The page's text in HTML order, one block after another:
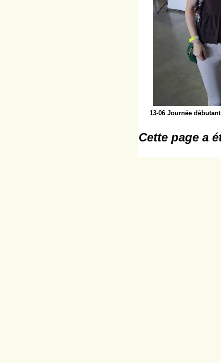
13-06 Journée
Cette page a